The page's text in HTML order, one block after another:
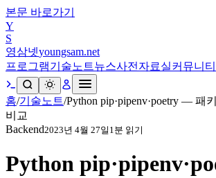
본문 바로가기
Y
S
영삼넷youngsam.net
프로그램기술노트뉴스사전 자료실커뮤니티
홈/기술노트/Python pip·pipenv·poetry — 패
비교
Backend2023년 4월 27일 1분 읽기
Python